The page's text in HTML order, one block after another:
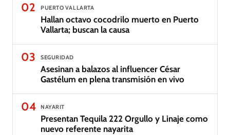
02 PUERTO VALLARTA
Hallan octavo cocodrilo muerto en Puerto
Vallarta; buscan la causa
03 SEGURIDAD
Asesinan a balazos al influencer César
Gastélum en plena transmisión en vivo
04 NAYARIT
Presentan Tequila 222 Orgullo y Linaje como
nuevo referente nayarita